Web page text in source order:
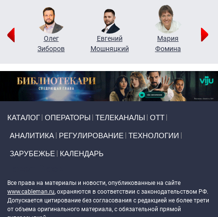
Олег
Зиборов
Евгений
Мошняцкий
Мария
Фомина
КАТАЛОГ ОПЕРАТОРЫ ТЕЛЕКАНАЛЫ ОТТ
АНАЛИТИКА РЕГУЛИРОВАНИЕ ТЕХНОЛОГИИ
ЗАРУБЕЖЬЕ КАЛЕНДАРЬ
Все права на материалы и новости, опубликованные на сайте
www.cableman.ru, охраняются в соответствии с законодательством РФ.
Допускается цитирование без согласования с редакцией не более трети
от объема оригинального материала, с обязательной прямой